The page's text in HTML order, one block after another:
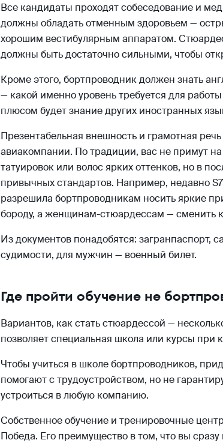
Все кандидаты проходят собеседование и
должны обладать отменным здоровьем —
хорошим вестибулярным аппаратом.
должны быть достаточно сильными, чтобы
Кроме этого, бортпроводник должен знать
— какой именно уровень требуется для
плюсом будет знание других иностранных
Презентабельная внешность и грамотная
авиакомпании. По традиции, вас не примут
татуировок или волос ярких оттенков, но в
привычных стандартов. Например, недавно
разрешила бортпроводникам носить яркие
бороду, а женщинам-стюардессам — сменить
Из документов понадобятся: загранпаспорт,
судимости, для мужчин — военный билет.
Где пройти обучение не
Вариантов, как стать стюардессой —
позволяет специальная школа или курсы при
Чтобы учиться в школе бортпроводников,
помогают с трудоустройством, но не
устроиться в любую компанию.
Собственное обучение и тренировочные
Победа. Его преимущество в том, что вы